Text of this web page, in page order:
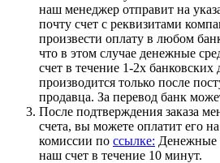
наш менеджер отправит на
почту счет с реквизитами
произвести оплату в любом
что в этом случае денежные
счет в течение 1-2х банковских
производится только после
продавца. За перевод банк
После подтверждения заказа
счета, вы можете оплатит его
комиссии по ссылке: Денежные
наш счет в течение 10 минут.